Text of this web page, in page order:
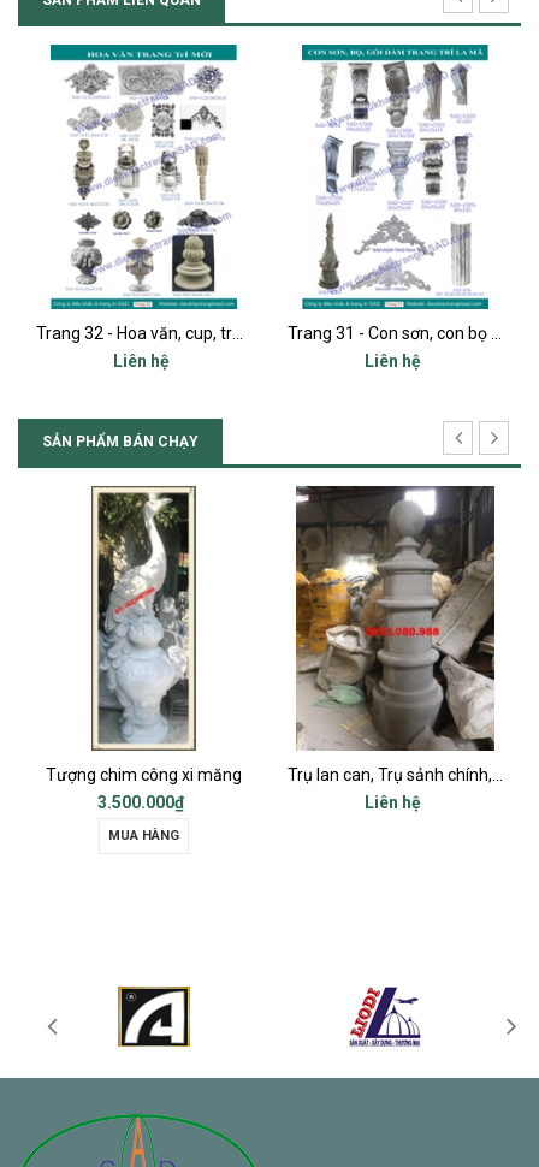
Liên hệ
Liên hệ
SẢN PHẨM BÁN CHẠY
Tượng chim công xi măng
3.500.000₫
MUA HÀNG
Liên hệ